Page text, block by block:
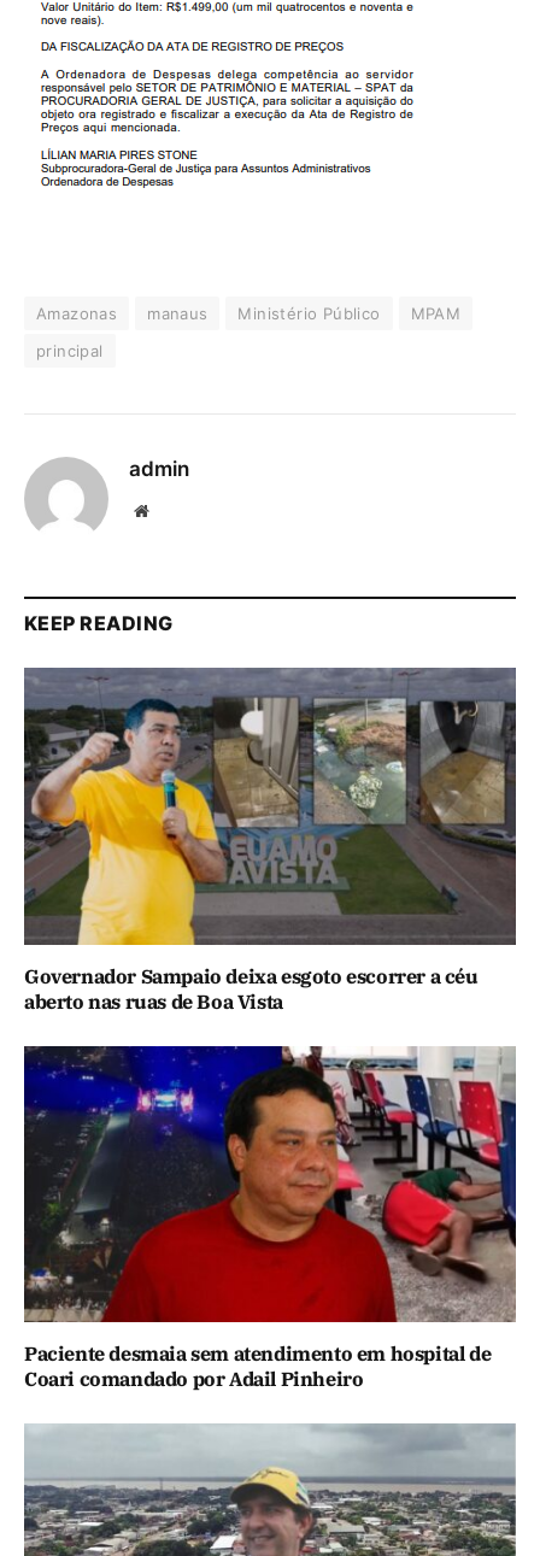
Amazonas manaus Ministério Público
MPAM
principal
admin
Website
KEEP READING
Governador Sampaio deixa esgoto escorrer a céu
aberto nas ruas de Boa Vista
Paciente desmaia sem atendimento em hospital de
Coari comandado por Adail Pinheiro